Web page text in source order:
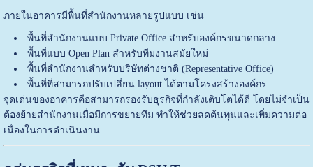
ภายในอาคารมีพื้นที่สำนักงานหลายรูปแบบ เช่น
พื้นที่สำนักงานแบบ Private Office สำหรับองค์กรขนาดกลาง
พื้นที่แบบ Open Plan สำหรับทีมงานสมัยใหม่
พื้นที่สำนักงานสำหรับบริษัทต่างชาติ (Representative Office)
พื้นที่ที่สามารถปรับเปลี่ยน layout ได้ตามโครงสร้างองค์กร
จุดเด่นของอาคารคือสามารถรองรับธุรกิจที่กำลังเติบโตได้ดี โดยไม่จำเป็น
ต้องย้ายสำนักงานเมื่อมีการขยายทีม ทำให้ช่วยลดต้นทุนและเพิ่มความต่อ
เนื่องในการดำเนินงาน